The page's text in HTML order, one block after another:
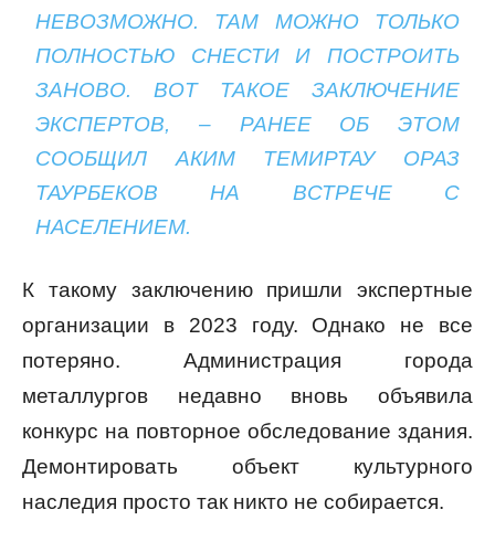
НЕВОЗМОЖНО. ТАМ МОЖНО ТОЛЬКО
ПОЛНОСТЬЮ СНЕСТИ И ПОСТРОИТЬ
ЗАНОВО. ВОТ ТАКОЕ ЗАКЛЮЧЕНИЕ
ЭКСПЕРТОВ, – РАНЕЕ ОБ ЭТОМ
СООБЩИЛ АКИМ ТЕМИРТАУ ОРАЗ
ТАУРБЕКОВ НА ВСТРЕЧЕ С
НАСЕЛЕНИЕМ.
К такому заключению пришли экспертные
организации в 2023 году. Однако не все
потеряно. Администрация города
металлургов недавно вновь объявила
конкурс на повторное обследование здания.
Демонтировать объект культурного
наследия просто так никто не собирается.